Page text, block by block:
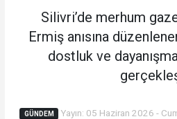
Silivri’de merhum
Ermiş anısına
dostluk ve
GÜNDEM
Yayın: 05 Haziran 2026 -